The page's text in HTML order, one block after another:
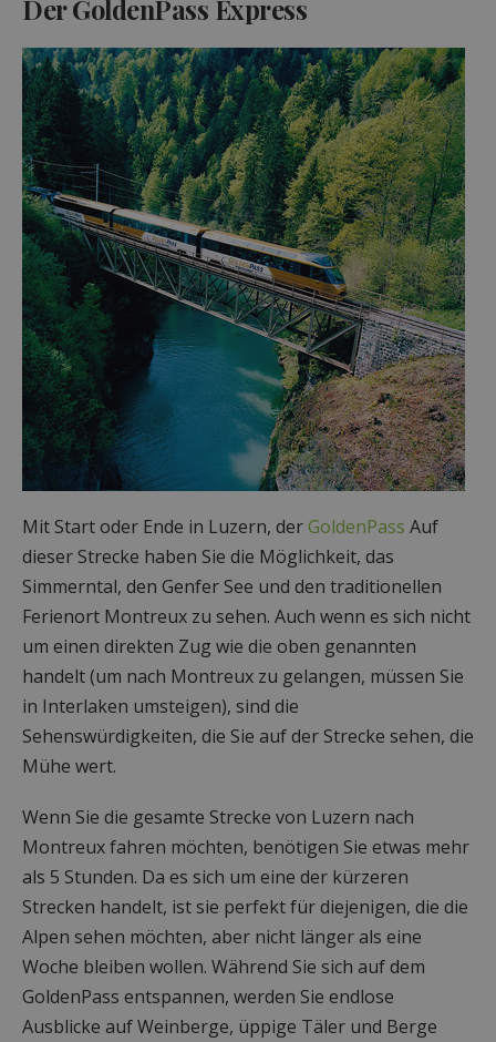
Der GoldenPass Express
Mit Start oder Ende in Luzern, der GoldenPass Auf
dieser Strecke haben Sie die Möglichkeit, das
Simmerntal, den Genfer See und den traditionellen
Ferienort Montreux zu sehen. Auch wenn es sich nicht
um einen direkten Zug wie die oben genannten
handelt (um nach Montreux zu gelangen, müssen Sie
in Interlaken umsteigen), sind die
Sehenswürdigkeiten, die Sie auf der Strecke sehen, die
Mühe wert.
Wenn Sie die gesamte Strecke von Luzern nach
Montreux fahren möchten, benötigen Sie etwas mehr
als 5 Stunden. Da es sich um eine der kürzeren
Strecken handelt, ist sie perfekt für diejenigen, die die
Alpen sehen möchten, aber nicht länger als eine
Woche bleiben wollen. Während Sie sich auf dem
GoldenPass entspannen, werden Sie endlose
Ausblicke auf Weinberge, üppige Täler und Berge